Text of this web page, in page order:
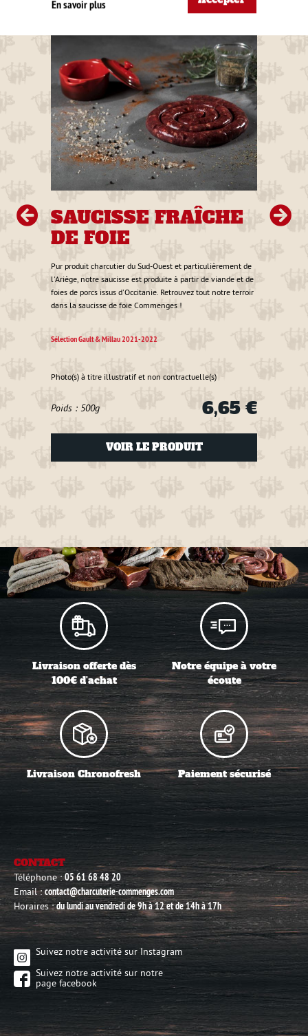
€
SAUCISSE FRAÎCHE
DE FOIE
Pur produit charcutier du Sud-Ouest et particulièrement de
l'Ariège, notre saucisse est produite à partir de viande et de
foies de porcs issus d'Occitanie. Retrouvez tout notre terroir
dans la saucisse de foie Commenges !
Sélection Gault & Millau 2021-2022
Photo(s) à titre illustratif et non contractuelle(s)
Poids : 500g 6,65 €
VOIR LE PRODUIT
Livraison offerte dès
100€ d'achat
Notre équipe à votre
écoute
Livraison Chronofresh Paiement sécurisé
CONTACT
Téléphone :05 61 68 48 20
Email :contact@charcuterie-commenges.com
Horaires :du lundi au vendredi de 9h à 12 et de 14h à 17h
Suivez notre activité sur Instagram
Suivez notre activité sur notre
page facebook
En savoir plus